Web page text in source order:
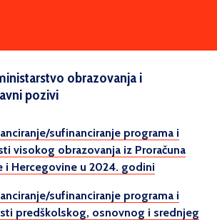
obrazovanja i
pozivi
sufinanciranje programa i
visokog obrazovanja iz Proračuna
i Hercegovine u 2024. godini
sufinanciranje programa i
predškolskog, osnovnog i srednjeg